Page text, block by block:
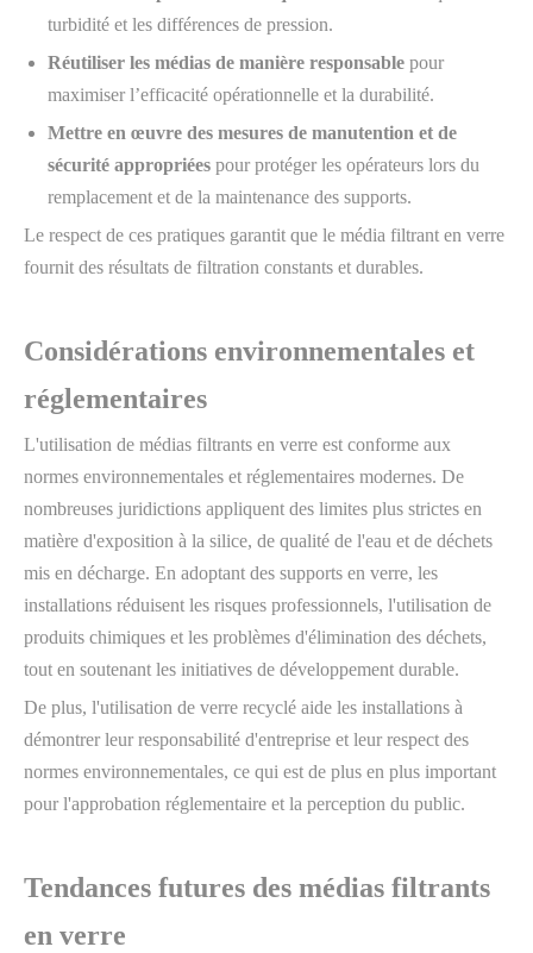
turbidité et les différences de pression.
Réutiliser les médias de manière responsable pour
maximiser l’efficacité opérationnelle et la durabilité.
Mettre en œuvre des mesures de manutention et de
sécurité appropriées pour protéger les opérateurs lors du
remplacement et de la maintenance des supports.
Le respect de ces pratiques garantit que le média filtrant en verre
fournit des résultats de filtration constants et durables.
Considérations environnementales et
réglementaires
L'utilisation de médias filtrants en verre est conforme aux
normes environnementales et réglementaires modernes. De
nombreuses juridictions appliquent des limites plus strictes en
matière d'exposition à la silice, de qualité de l'eau et de déchets
mis en décharge. En adoptant des supports en verre, les
installations réduisent les risques professionnels, l'utilisation de
produits chimiques et les problèmes d'élimination des déchets,
tout en soutenant les initiatives de développement durable.
De plus, l'utilisation de verre recyclé aide les installations à
démontrer leur responsabilité d'entreprise et leur respect des
normes environnementales, ce qui est de plus en plus important
pour l'approbation réglementaire et la perception du public.
Tendances futures des médias filtrants
en verre